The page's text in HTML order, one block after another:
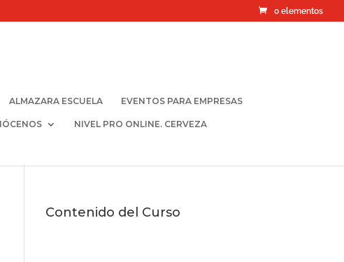
0 elementos
ALMAZARA ESCUELA EVENTOS PARA EMPRESAS
NIVEL PRO ONLINE. CERVEZA
Contenido del Curso